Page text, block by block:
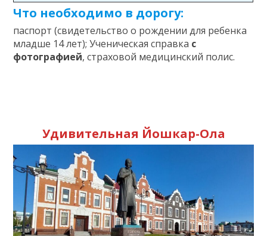
Что необходимо в дорогу:
паспорт (свидетельство о рождении для ребенка
младше 14 лет); Ученическая справка с
фотографией, страховой медицинский полис.
Удивительная Йошкар-Ола